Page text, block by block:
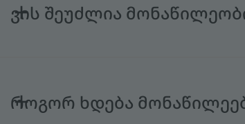
ვის შეუძლია
როგორ ხდება